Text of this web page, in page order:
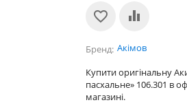
Бренд Акімов
Купити оригінальну
пасхальне» 106.301 в
магазині.